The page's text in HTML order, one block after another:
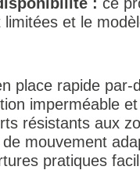
et le
place rapide
imperméable
résistants aux
mouvement
pratiques